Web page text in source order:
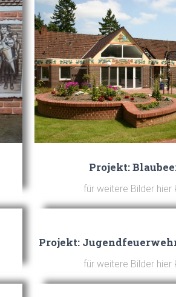
Projekt:
für weitere Bilder hier
Projekt:
für weitere Bilder hier